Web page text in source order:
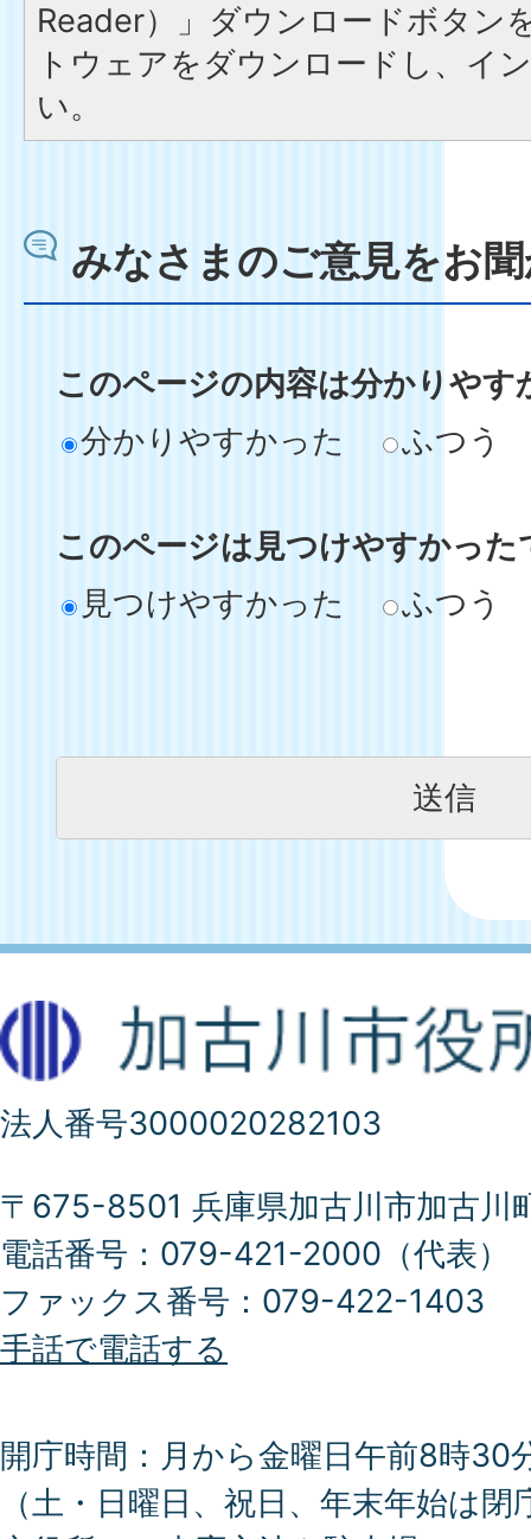
Reader）」ダウンロードボタン
トウェアをダウンロードし、イ
い。
みなさまのご意見をお
このページの内容は分かりやす
分かりやすかった
ふつう
このページは見つけやすかった
見つけやすかった
ふつう
法人番号3000020282103
〒675-8501 兵庫県加古川市加古川
電話番号：079-421-2000（代表）
ファックス番号：079-422-1403
手話で電話する
開庁時間：月から金曜日午前8時30
（土・日曜日、祝日、年末年始は閉